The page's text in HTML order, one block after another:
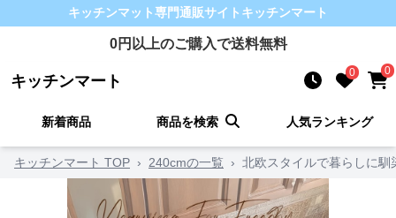
キッチンマット専門通販サイト キッチンマート
0円以上のご購入で送料無料
キッチンマート 0 0
新着商品 商品を検索 人気ランキング
キッチンマート TOP › 240cmの一覧 › 北欧スタイルで暮らしに